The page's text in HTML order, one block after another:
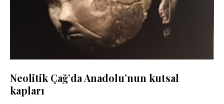
Neolitik Çağ’da Anadolu’nun kutsal
kapları